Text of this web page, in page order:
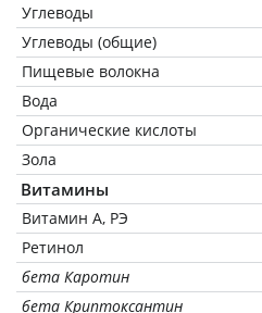
Углеводы
Углеводы (общие)
Пищевые волокна
Вода
Органические кислоты
Зола
Витамины
Витамин А, РЭ
Ретинол
бета Каротин
бета Криптоксантин